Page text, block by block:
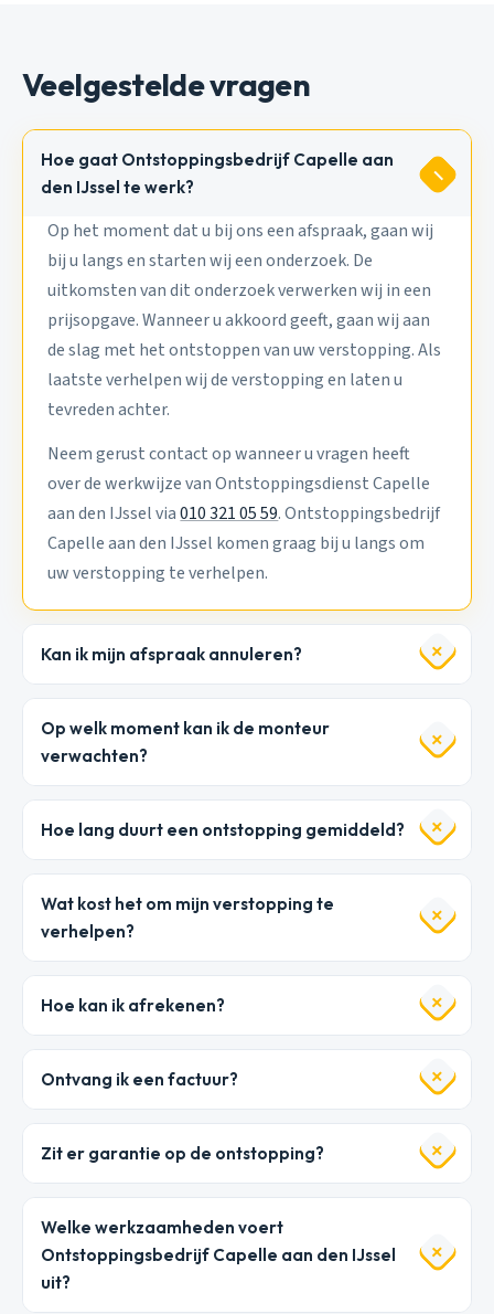
Veelgestelde vragen
Hoe gaat Ontstoppingsbedrijf Capelle aan
den IJssel te werk?
Op het moment dat u bij ons een afspraak, gaan wij
bij u langs en starten wij een onderzoek. De
uitkomsten van dit onderzoek verwerken wij in een
prijsopgave. Wanneer u akkoord geeft, gaan wij aan
de slag met het ontstoppen van uw verstopping. Als
laatste verhelpen wij de verstopping en laten u
tevreden achter.
Neem gerust contact op wanneer u vragen heeft
over de werkwijze van Ontstoppingsdienst Capelle
aan den IJssel via010 321 05 59. Ontstoppingsbedrijf
Capelle aan den IJssel komen graag bij u langs om
uw verstopping te verhelpen.
Kan ik mijn afspraak annuleren?
Op welk moment kan ik de monteur
verwachten?
Hoe lang duurt een ontstopping gemiddeld?
Wat kost het om mijn verstopping te
verhelpen?
Hoe kan ik afrekenen?
Ontvang ik een factuur?
Zit er garantie op de ontstopping?
Welke werkzaamheden voert
Ontstoppingsbedrijf Capelle aan den IJssel
uit?